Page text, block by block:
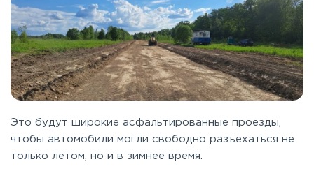
Это будут широкие асфальтированные проезды,
чтобы автомобили могли свободно разъехаться не
только летом, но и в зимнее время.